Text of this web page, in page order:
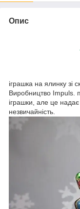
Опис
іграшка на ялинку зі
Виробництво Impuls.
іграшки, але це
незвичайність.